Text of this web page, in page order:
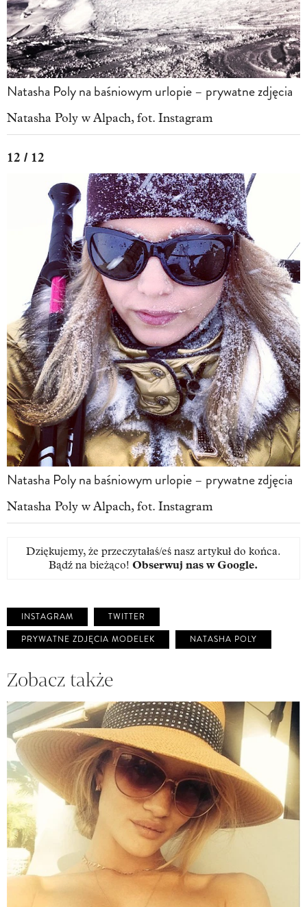
Natasha Poly na baśniowym urlopie – prywatne zdjęcia
Natasha Poly w Alpach, fot. Instagram
12 / 12
Natasha Poly na baśniowym urlopie – prywatne zdjęcia
Natasha Poly w Alpach, fot. Instagram
Dziękujemy, że przeczytałaś/eś nasz artykuł do końca.
Bądź na bieżąco! Obserwuj nas w Google.
INSTAGRAM
TWITTER
PRYWATNE ZDJĘCIA MODELEK
NATASHA POLY
Zobacz także